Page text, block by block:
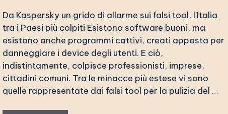
Da Kaspersky un grido di allarme sui falsi tool, l’Italia
tra i Paesi più colpiti Esistono software buoni, ma
esistono anche programmi cattivi, creati apposta per
danneggiare i device degli utenti. E ciò,
indistintamente, colpisce professionisti, imprese,
cittadini comuni. Tra le minacce più estese vi sono
quelle rappresentate dai falsi tool per la pulizia del …